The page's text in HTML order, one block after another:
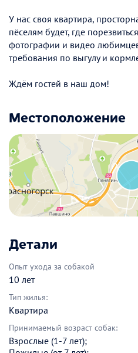
У нас своя квартира,
пёселям будет, где
фотографии и видео
требования по выгулу и
Ждём гостей в наш дом!
Местоположение
Детали
Опыт ухода за собакой
10 лет
Тип жилья:
Квартира
Принимаемый возраст собак:
Взрослые (1-7 лет);